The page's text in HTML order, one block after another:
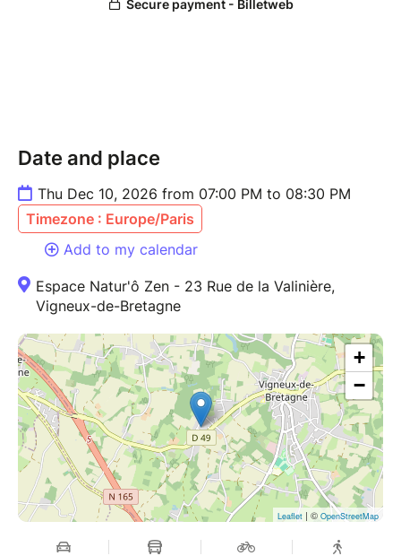
Date and place
Thu Dec 10, 2026 from 07:00 PM to 08:30 PM
Timezone : Europe/Paris
Add to my calendar
Espace Natur'ô Zen - 23 Rue de la Valinière,
Vigneux-de-Bretagne
+
−
Leaflet | © OpenStreetMap